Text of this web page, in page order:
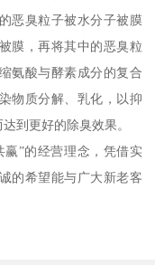
恶臭粒子被水分子被膜
膜，再将其中的恶臭粒
氨酸与酵素成分的复合
物质分解、乳化，以抑
到更好的除臭效果。
”的经营理念，凭借实
的希望能与广大新老客